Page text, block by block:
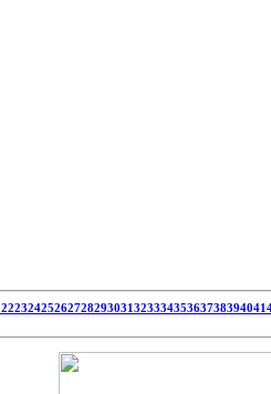
2223242526272829303132333435363738394041